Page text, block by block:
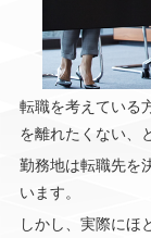
転職を考えている
を離れたくない、
勤務地は転職先を
います。
しかし、実際にほ